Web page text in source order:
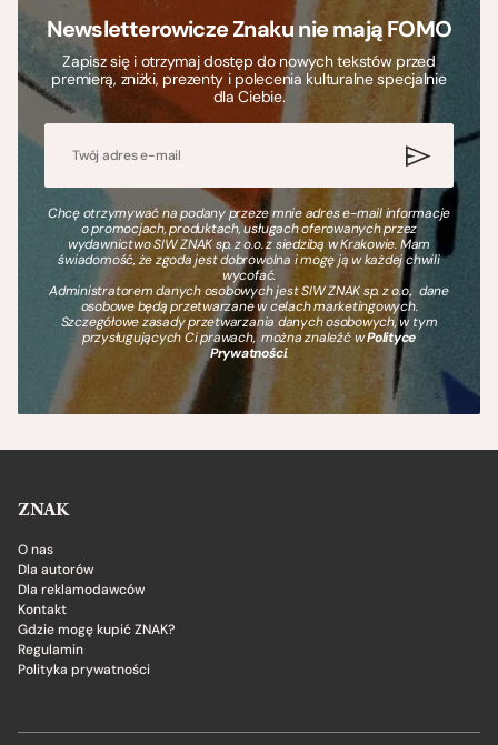
Newsletterowicze Znaku nie mają FOMO
Zapisz się i otrzymaj dostęp do nowych tekstów przed
premierą, zniżki, prezenty i polecenia kulturalne specjalnie
dla Ciebie.
Chcę otrzymywać na podany przeze mnie adres e-mail informacje
o promocjach, produktach, usługach oferowanych przez
wydawnictwo SIW ZNAK sp. z o.o. z siedzibą w Krakowie. Mam
świadomość, że zgoda jest dobrowolna i mogę ją w każdej chwili
wycofać.
Administratorem danych osobowych jest SIW ZNAK sp. z o.o., dane
osobowe będą przetwarzane w celach marketingowych.
Szczegółowe zasady przetwarzania danych osobowych, w tym
przysługujących Ci prawach, można znaleźć wPolityce
Prywatności.
ZNAK
O nas
Dla autorów
Dla reklamodawców
Kontakt
Gdzie mogę kupić ZNAK?
Regulamin
Polityka prywatności